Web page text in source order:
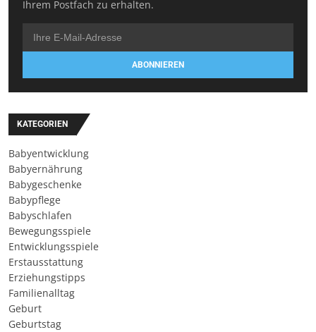
Ihrem Postfach zu erhalten.
ABONNIEREN
KATEGORIEN
Babyentwicklung
Babyernährung
Babygeschenke
Babypflege
Babyschlafen
Bewegungsspiele
Entwicklungsspiele
Erstausstattung
Erziehungstipps
Familienalltag
Geburt
Geburtstag